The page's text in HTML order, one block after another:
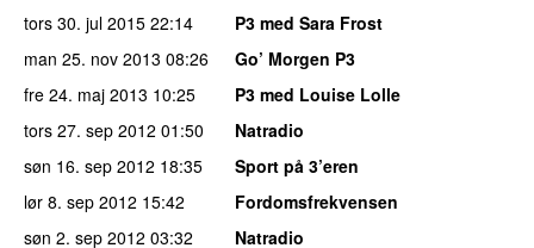
tors 30. jul 2015 22:14
P3 med Sara Frost
man 25. nov 2013 08:26
Go’ Morgen P3
fre 24. maj 2013 10:25
P3 med Louise Lolle
tors 27. sep 2012 01:50
Natradio
søn 16. sep 2012 18:35
Sport på 3’eren
lør 8. sep 2012 15:42
Fordomsfrekvensen
søn 2. sep 2012 03:32
Natradio